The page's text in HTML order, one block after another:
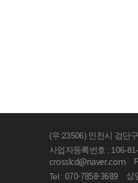
(우:23506) 인천시 검단
사업자등록번호 : 106-
crosslcd@naver.com
Tel : 070-7858-3689 상